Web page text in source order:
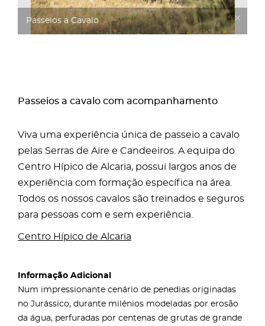
Passeios a Cavalo
Passeios a cavalo com acompanhamento
Viva uma experiência única de passeio a cavalo
pelas Serras de Aire e Candeeiros. A equipa do
Centro Hípico de Alcaria, possui largos anos de
experiência com formação específica na área.
Todos os nossos cavalos são treinados e seguros
para pessoas com e sem experiência.
Centro Hípico de Alcaria
Informação Adicional
Num impressionante cenário de penedias originadas
no Jurássico, durante milénios modeladas por erosão
da água, perfuradas por centenas de grutas de grande